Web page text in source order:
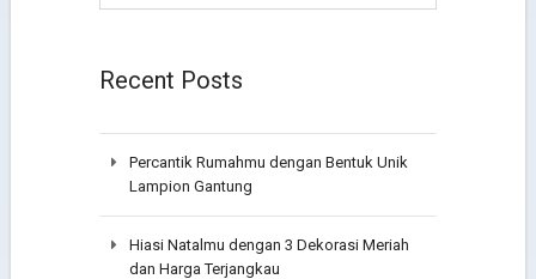
Recent Posts
Percantik Rumahmu dengan Bentuk Unik
Lampion Gantung
Hiasi Natalmu dengan 3 Dekorasi Meriah
dan Harga Terjangkau